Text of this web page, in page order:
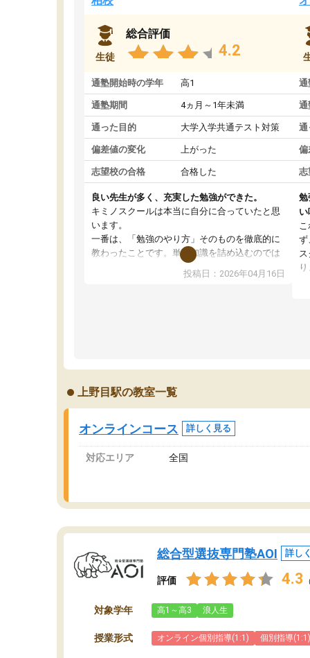
生徒
総合評価
4.2
通塾開始時の学年 高1
通塾期間 4ヵ月～1年未満
通った目的 大学入学共通テスト対策
偏差値の変化 上がった
志望校の合格 合格した
良い先生が多く、充実した勉強ができた。
キミノスクールは本当に自分に合っていたと思
います。
一番は、「勉強のやり方」そのものを徹底的に
教わったことです。単に知識を詰め込むのでは
なく、自学自習の習慣が身につくよう並走して
くれるので、通塾日以外も机に向かうのが苦で
投稿日：2026年04月16日
通
通
通
偏
志
勉
ず
上野目駅の教室一覧
オンラインコース 詳しく見る
対応エリア 全国
総合型選抜専門塾AOI 詳し
評価 4.3
対象学年 高1～高3 浪人生
授業形式 オンライン個別指導(1:1) 個別指導(1:1)